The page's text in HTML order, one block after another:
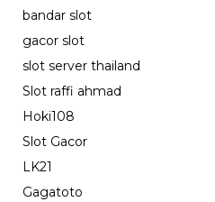
bandar slot
gacor slot
slot server thailand
Slot raffi ahmad
Hoki108
Slot Gacor
LK21
Gagatoto